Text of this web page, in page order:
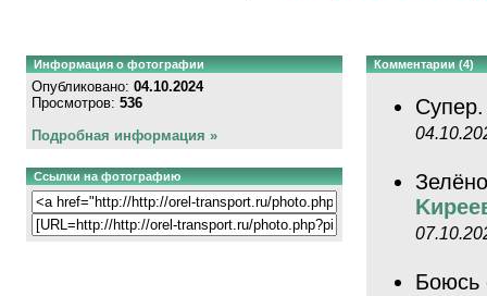
Информация о фотографии
Опубликовано: 04.10.2024
Просмотров: 536
Подробная информация »
Ссылки на фотографию
Комментарии (4)
Боюсь